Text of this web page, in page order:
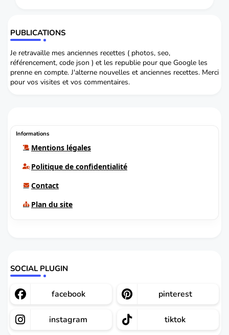
PUBLICATIONS
Je retravaille mes anciennes recettes ( photos, seo,
référencement, code json ) et les republie pour que Google les
prenne en compte. J'alterne nouvelles et anciennes recettes. Merci
pour vos visites et vos commentaires.
Informations
Mentions légales
Politique de confidentialité
Contact
Plan du site
SOCIAL PLUGIN
facebook pinterest
instagram tiktok